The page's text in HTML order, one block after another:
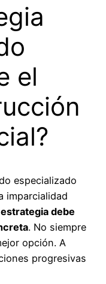
el
especializado
imparcialidad
estrategia debe
. No siempre
opción. A
progresivas